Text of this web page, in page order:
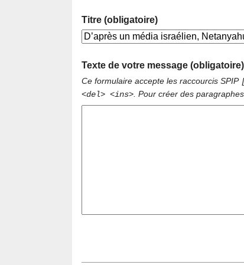
Titre (obligatoire)
Texte de votre message (obligatoire)
Ce formulaire accepte les raccourcis SPIP
<del> <ins> . Pour créer des